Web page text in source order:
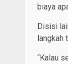
biaya
Disisi
langkah
“Kalau